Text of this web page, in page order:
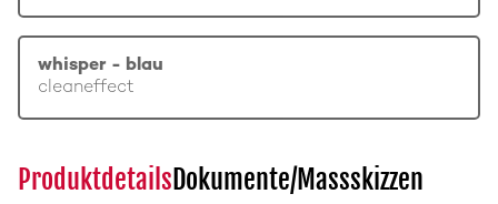
whisper - blau
cleaneffect
ProduktdetailsDokumente/Massskizzen